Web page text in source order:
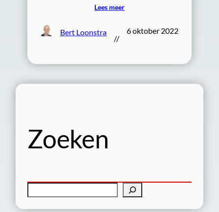
Lees meer
Bert Loonstra
//
6 oktober 2022
Zoeken